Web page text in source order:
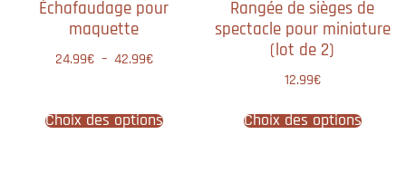
Échafaudage pour
maquette
24.99€ – 42.99€
Choix des options
Rangée de sièges de
spectacle pour miniature
(lot de 2)
12.99€
Choix des options